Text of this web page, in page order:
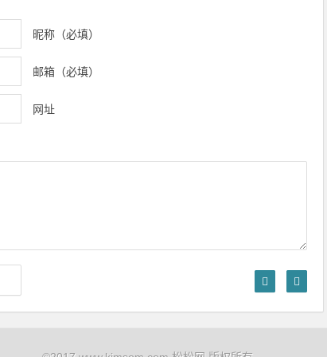
昵称（必填）
邮箱（必填）
网址